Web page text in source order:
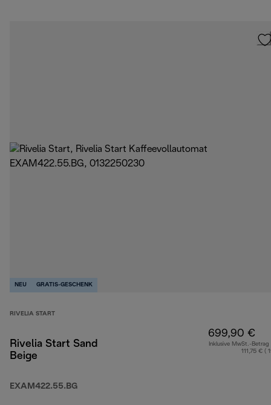
NEU GRATIS-GESCHENK
RIVELIA START
Rivelia Start Sand
Beige
EXAM422.55.BG
699,90 €
Inklusive MwSt.-Betrag
111,75 € (